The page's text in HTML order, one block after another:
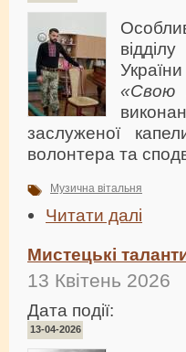
«Свою
заслуженої
волонтера та
Музична вітальня
Читати далі
Мистецькі
13 Квітень 2026
Дата події:
13-04-2026